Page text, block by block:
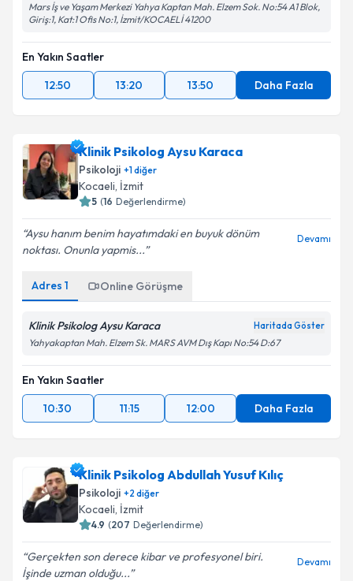
Mars İş ve Yaşam Merkezi Yahya Kaptan Mah. Elzem Sok. No:54 A1 Blok,
Giriş:1, Kat:1 Ofis No:1, İzmit/KOCAELİ 41200
En Yakın Saatler
12:50
13:20 13:50 Daha Fazla
Klinik Psikolog Aysu Karaca
Psikoloji +1diğer
Kocaeli, İzmit
5 (16 Değerlendirme)
Aysu hanım benim hayatımdaki en buyuk dönüm
noktası. Onunla yapmis...
Devamı
Adres 1 Online Görüşme
Klinik Psikolog Aysu Karaca Haritada Göster
Yahyakaptan Mah. Elzem Sk. MARS AVM Dış Kapı No:54 D:67
En Yakın Saatler
10:30
11:15 12:00 Daha Fazla
Klinik Psikolog Abdullah Yusuf Kılıç
Psikoloji +2 diğer
Kocaeli, İzmit
4.9 (207 Değerlendirme)
Gerçekten son derece kibar ve profesyonel biri.
İşinde uzman olduğu...
Devamı